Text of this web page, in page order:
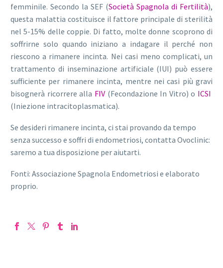
femminile. Secondo la SEF (Società Spagnola di Fertilità),
questa malattia costituisce il fattore principale di sterilità
nel 5-15% delle coppie. Di fatto, molte donne scoprono di
soffrirne solo quando iniziano a indagare il perché non
riescono a rimanere incinta. Nei casi meno complicati, un
trattamento di inseminazione artificiale (IUI) può essere
sufficiente per rimanere incinta, mentre nei casi più gravi
bisognerà ricorrere alla FIV(Fecondazione In Vitro) o ICSI
(Iniezione intracitoplasmatica).
Se desideri rimanere incinta, ci stai provando da tempo
senza successo e soffri di endometriosi, contatta Ovoclinic:
saremo a tua disposizione per aiutarti.
Fonti: Associazione Spagnola Endometriosi e elaborato
proprio.